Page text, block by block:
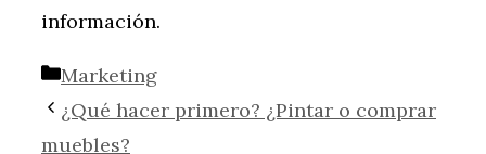
información.
Categorías
Marketing
¿Qué hacer primero? ¿Pintar o comprar
muebles?